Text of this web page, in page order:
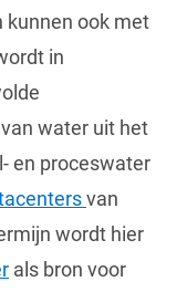
kunnen ook met
in
water uit het
en proceswater
van
wordt hier
als bron voor